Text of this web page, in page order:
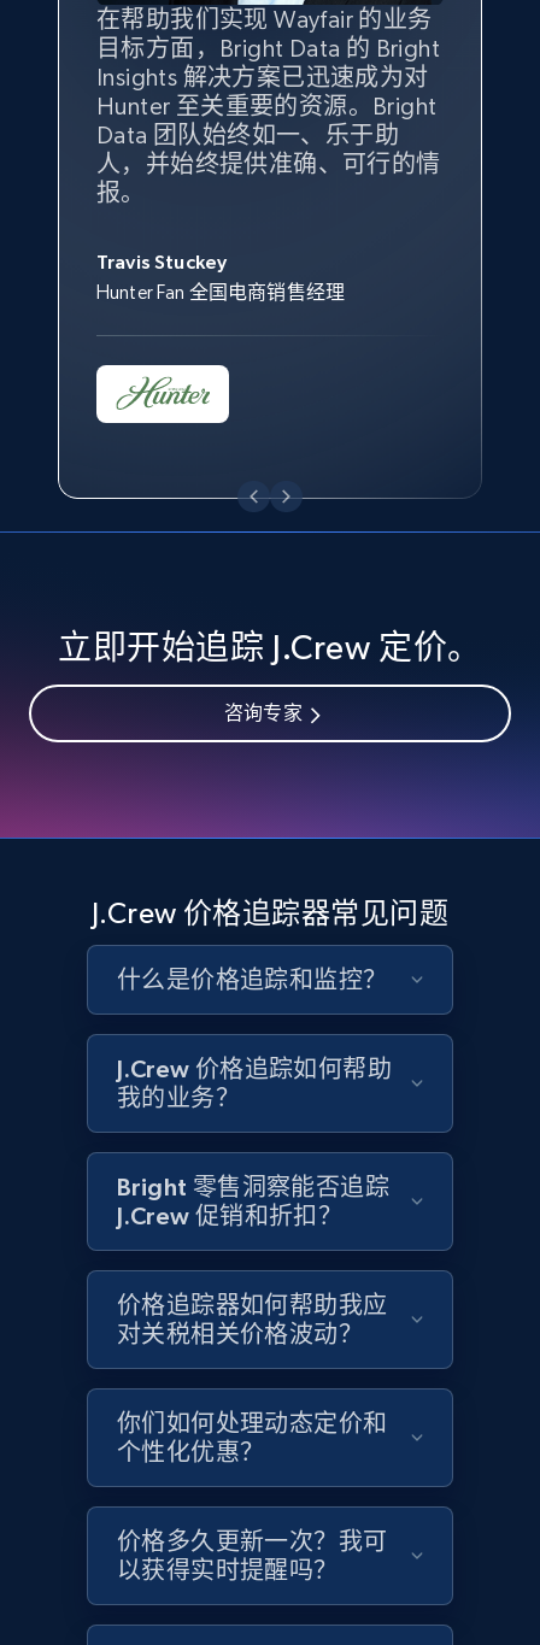
more.
2.5K+ 359+ 立即开始
eBay - Collect products from shops on eBay
Seller reviews, Breadcrumbs, Root category, and
more.
URL, Product id, Title, Seller name, Seller rating,
Seller reviews, Breadcrumbs, Root category, and
359+ 立即开始
Google Shopping
more.
2.4K+ 199+ 立即开始
Google Shopping - collects products from
web using keywords
URL, Product id, Title, Product description,
Rating, Reviews count, Images, Variations, and
more.
199+ 立即开始
Amazon products global dataset
Title, Seller name, Brand, Description, Initial
price, Currency, Availability, Reviews count, and
Amazon products global dataset - Collects
products by specific category URL
在帮助我们实现 Wayfair 的业务
目标方面，Bright Data 的 Bright
Insights 解决方案已迅速成为对
Hunter 至关重要的资源。Bright
Data 团队始终如一、乐于助
人，并始终提供准确、可行的情
报。
Travis Stuckey
Hunter Fan 全国电商销售经理
Bright Insights 的数据极大地支
持了我们公司的目标。每个产品
类别的市场份额帮助我们以主要
竞争对手为基准，而供应商的销
售情况则从战术上帮助我们的营
销团队扩大产品种类。
Overstock 的客户战略与洞察总监
我们之所以选择 Bright
Insights，是因为它能够跟踪销
售情况，并绘制对我们业务至关
重要的竞争产品类别图。
Yael Fridman
Keter 的市场总监
借助 Bright Data 的解决方案，
我们获得了对市场领域、产品、
竞争格局以及消费者行为趋势的
独特且全面的洞察。
Beverly Taylor
Kingston Brass, Inc. 商品规划总监
立即开始追踪 J.Crew 定价。
咨询专家
J.Crew 价格追踪器常见问题
什么是价格追踪和监控？
J.Crew 价格追踪如何帮助
我的业务？
Bright 零售洞察能否追踪
J.Crew 促销和折扣？
价格追踪器如何帮助我应
对关税相关价格波动？
你们如何处理动态定价和
个性化优惠？
价格多久更新一次？我可
以获得实时提醒吗？